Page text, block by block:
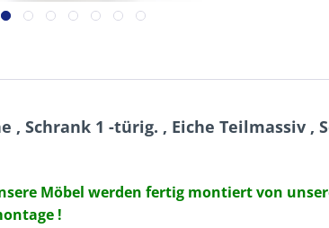
Schrank 1 -türig. , Eiche Teilmassiv ,
Möbel werden fertig montiert von
!